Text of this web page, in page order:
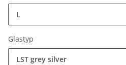
L
Glastyp
LST grey silver